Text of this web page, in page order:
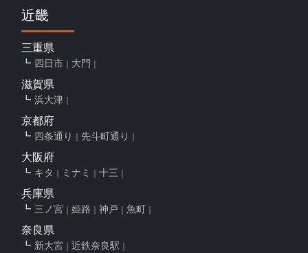
近畿
三重県
四日市 大門
滋賀県
浜大津
京都府
四条通り 先斗町通り
大阪府
キタ ミナミ 十三
兵庫県
三ノ宮 姫路 神戸 魚町
奈良県
新大宮 近鉄奈良駅